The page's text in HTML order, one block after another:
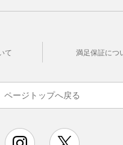
て
満足保証につ
ページトップへ戻る